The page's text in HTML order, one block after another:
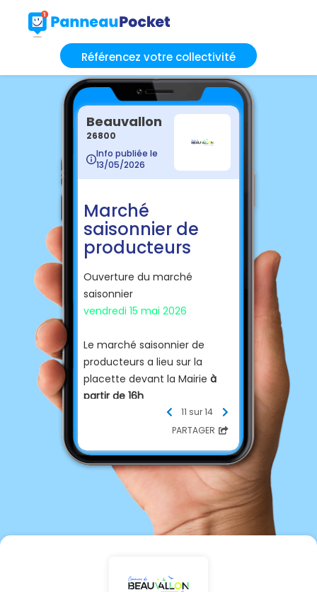
Référencez votre collectivité
Beauvallon
26800
Info publiée le
13/05/2026
Marché
saisonnier de
producteurs
Ouverture du marché
saisonnier
vendredi 15 mai 2026
Le marché saisonnier de
producteurs a lieu sur la
placette devant la Mairie à
partir de 16h
de mi-mai à fin septembre :
le mercredi et le vendredi
en octobre : le vendredi
11 sur 14
PARTAGER